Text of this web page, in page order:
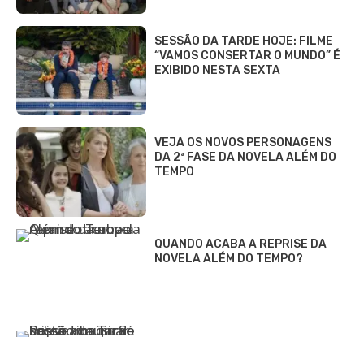
SESSÃO DA TARDE HOJE: FILME
“VAMOS CONSERTAR O MUNDO” É
EXIBIDO NESTA SEXTA
VEJA OS NOVOS PERSONAGENS
DA 2ª FASE DA NOVELA ALÉM DO
TEMPO
QUANDO ACABA A REPRISE DA
NOVELA ALÉM DO TEMPO?